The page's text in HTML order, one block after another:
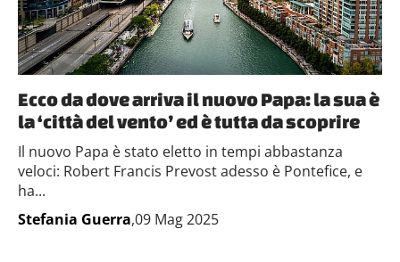
Ecco da dove arriva il nuovo Papa: la sua è
la ‘città del vento’ ed è tutta da scoprire
Il nuovo Papa è stato eletto in tempi abbastanza
veloci: Robert Francis Prevost adesso è Pontefice, e
ha...
Stefania Guerra,09 Mag 2025